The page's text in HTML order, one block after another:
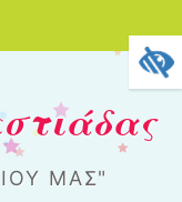
ΜΑΣ"